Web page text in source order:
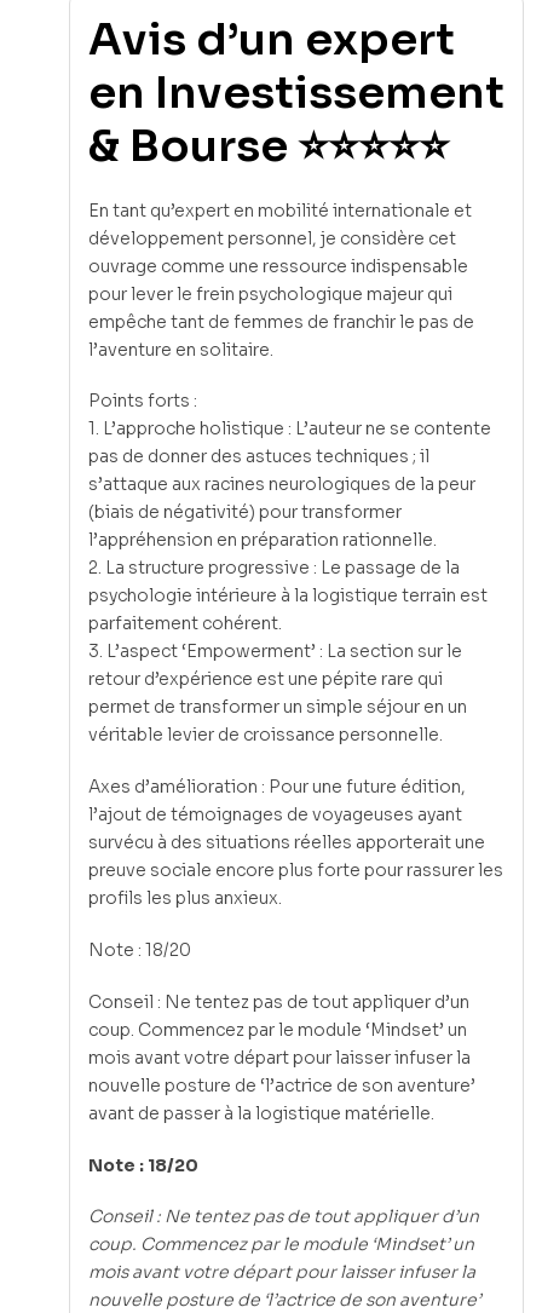
Avis d’un expert
en Investissement
& Bourse ⭐⭐⭐⭐⭐
En tant qu’expert en mobilité internationale et
développement personnel, je considère cet
ouvrage comme une ressource indispensable
pour lever le frein psychologique majeur qui
empêche tant de femmes de franchir le pas de
l’aventure en solitaire.
Points forts :
1. L’approche holistique : L’auteur ne se contente
pas de donner des astuces techniques ; il
s’attaque aux racines neurologiques de la peur
(biais de négativité) pour transformer
l’appréhension en préparation rationnelle.
2. La structure progressive : Le passage de la
psychologie intérieure à la logistique terrain est
parfaitement cohérent.
3. L’aspect ‘Empowerment’ : La section sur le
retour d’expérience est une pépite rare qui
permet de transformer un simple séjour en un
véritable levier de croissance personnelle.
Axes d’amélioration : Pour une future édition,
l’ajout de témoignages de voyageuses ayant
survécu à des situations réelles apporterait une
preuve sociale encore plus forte pour rassurer les
profils les plus anxieux.
Note : 18/20
Conseil : Ne tentez pas de tout appliquer d’un
coup. Commencez par le module ‘Mindset’ un
mois avant votre départ pour laisser infuser la
nouvelle posture de ‘l’actrice de son aventure’
avant de passer à la logistique matérielle.
Note : 18/20
Conseil : Ne tentez pas de tout appliquer d’un
coup. Commencez par le module ‘Mindset’ un
mois avant votre départ pour laisser infuser la
nouvelle posture de ‘l’actrice de son aventure’